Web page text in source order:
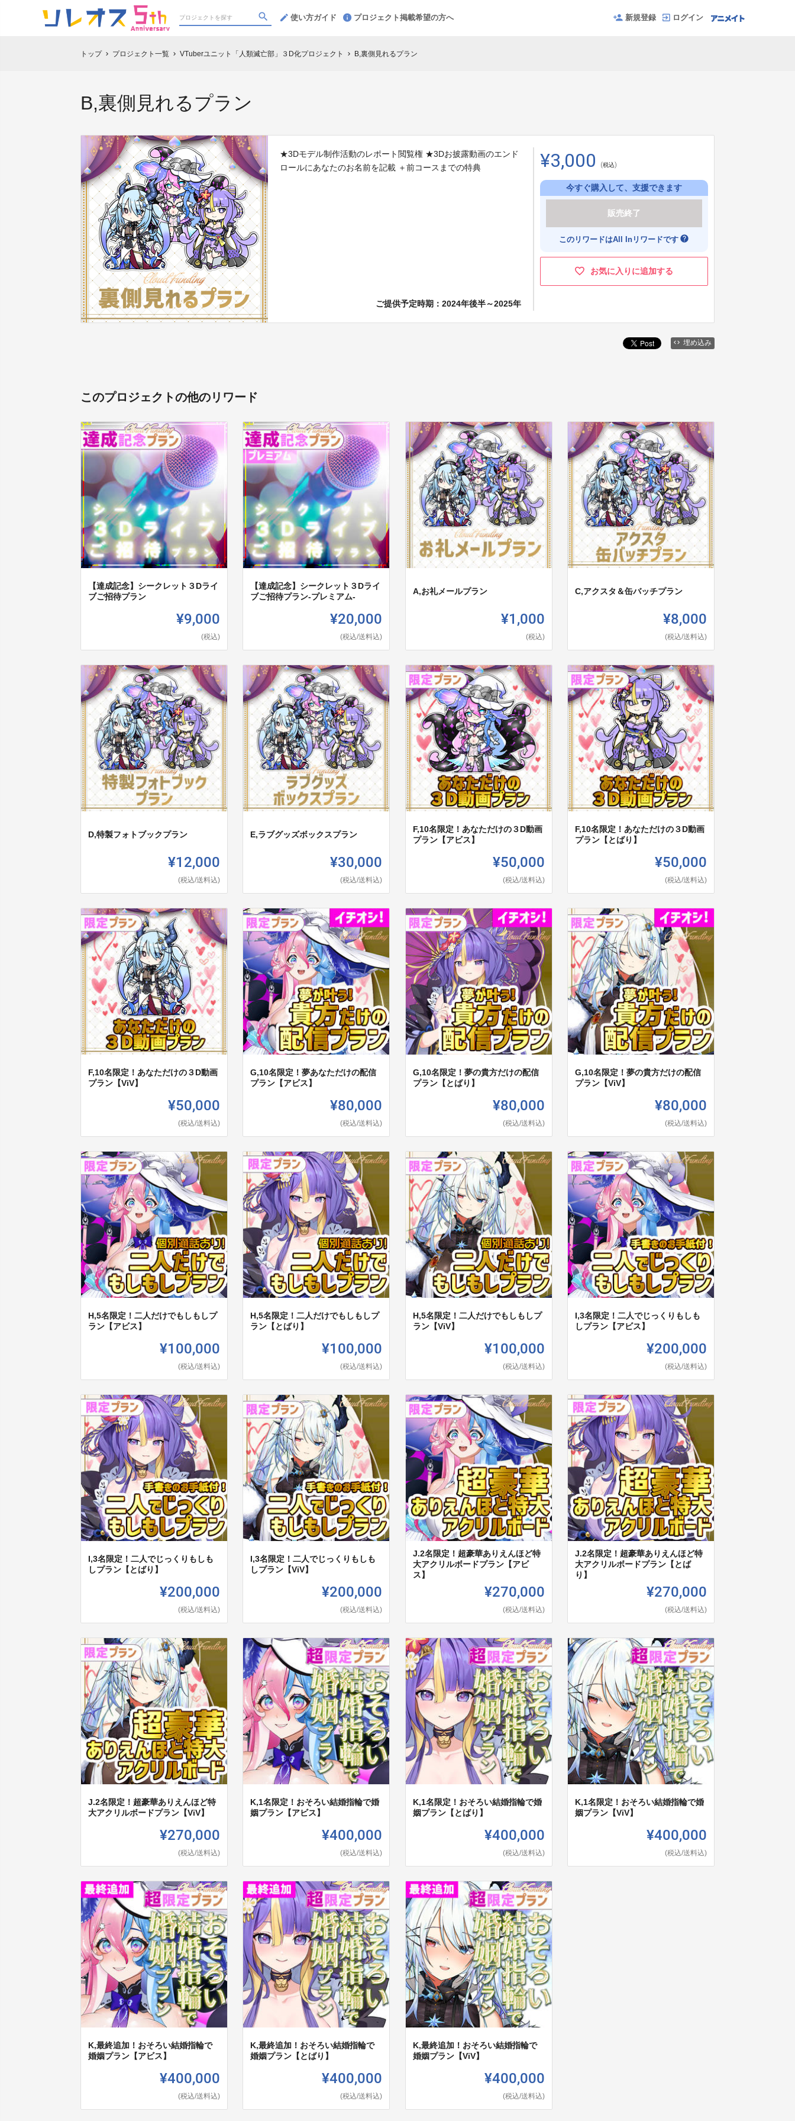
使い方ガイド プロジェクト掲載希望の方へ 新規登録 ログイン
トップ chevron_right プロジェクト一覧 chevron_right VTuberユニット「人類滅亡部」３D化プロジェクト chevron_right B,裏側見れるプラン
B,裏側見れるプラン
★3Dモデル制作活動のレポート閲覧権 ★3Dお披露動画のエンド
ロールにあなたのお名前を記載 ＋前コースまでの特典
ご提供予定時期： 2024年後半～2025年
¥3,000 (税込)
今すぐ購入して、支援できます
販売終了
このリワードはAll Inリワードです help
お気に入りに追加する
埋め込み
このプロジェクトの他のリワード
【達成記念】シークレット３Dライ
ブご招待プラン
¥9,000
(税込)
【達成記念】シークレット３Dライ
ブご招待プラン-プレミアム-
¥20,000
(税込/送料込)
A,お礼メールプラン
¥1,000
(税込)
C,アクスタ＆缶バッチプラン
¥8,000
(税込/送料込)
D,特製フォトブックプラン
¥12,000
(税込/送料込)
E,ラブグッズボックスプラン
¥30,000
(税込/送料込)
F,10名限定！あなただけの３D動画
プラン【アビス】
¥50,000
(税込/送料込)
F,10名限定！あなただけの３D動画
プラン【とばり】
¥50,000
(税込/送料込)
F,10名限定！あなただけの３D動画
プラン【ViV】
¥50,000
(税込/送料込)
G,10名限定！夢あなただけの配信
プラン【アビス】
¥80,000
(税込/送料込)
G,10名限定！夢の貴方だけの配信
プラン【とばり】
¥80,000
(税込/送料込)
G,10名限定！夢の貴方だけの配信
プラン【ViV】
¥80,000
(税込/送料込)
H,5名限定！二人だけでもしもしプ
ラン【アビス】
¥100,000
(税込/送料込)
H,5名限定！二人だけでもしもしプ
ラン【とばり】
¥100,000
(税込/送料込)
H,5名限定！二人だけでもしもしプ
ラン【ViV】
¥100,000
(税込/送料込)
I,3名限定！二人でじっくりもしも
しプラン【アビス】
¥200,000
(税込/送料込)
I,3名限定！二人でじっくりもしも
しプラン【とばり】
¥200,000
(税込/送料込)
I,3名限定！二人でじっくりもしも
しプラン【ViV】
¥200,000
(税込/送料込)
J.2名限定！超豪華ありえんほど特
大アクリルボードプラン【アビ
ス】
¥270,000
(税込/送料込)
J.2名限定！超豪華ありえんほど特
大アクリルボードプラン【とば
り】
¥270,000
(税込/送料込)
J.2名限定！超豪華ありえんほど特
大アクリルボードプラン【ViV】
¥270,000
(税込/送料込)
K,1名限定！おそろい結婚指輪で婚
姻プラン【アビス】
¥400,000
(税込/送料込)
K,1名限定！おそろい結婚指輪で婚
姻プラン【とばり】
¥400,000
(税込/送料込)
K,1名限定！おそろい結婚指輪で婚
姻プラン【ViV】
¥400,000
(税込/送料込)
K,最終追加！おそろい結婚指輪で
婚姻プラン【アビス】
¥400,000
(税込/送料込)
K,最終追加！おそろい結婚指輪で
婚姻プラン【とばり】
¥400,000
(税込/送料込)
K,最終追加！おそろい結婚指輪で
婚姻プラン【ViV】
¥400,000
(税込/送料込)